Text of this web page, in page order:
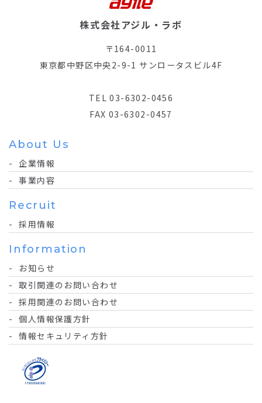
株式会社アジル・ラボ
〒164-0011
東京都中野区中央2-9-1 サンロータスビル4F
TEL 03-6302-0456
FAX 03-6302-0457
About Us
企業情報
事業内容
Recruit
採用情報
Information
お知らせ
取引関連のお問い合わせ
採用関連のお問い合わせ
個人情報保護方針
情報セキュリティ方針